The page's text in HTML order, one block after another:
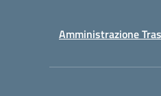
Amministrazione